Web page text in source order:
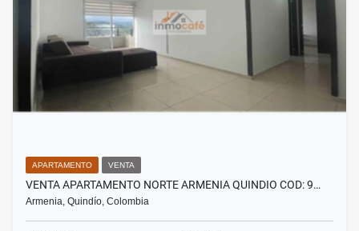
APARTAMENTO VENTA
VENTA APARTAMENTO NORTE ARMENIA QUINDIO COD: 9…
Armenia, Quindío, Colombia